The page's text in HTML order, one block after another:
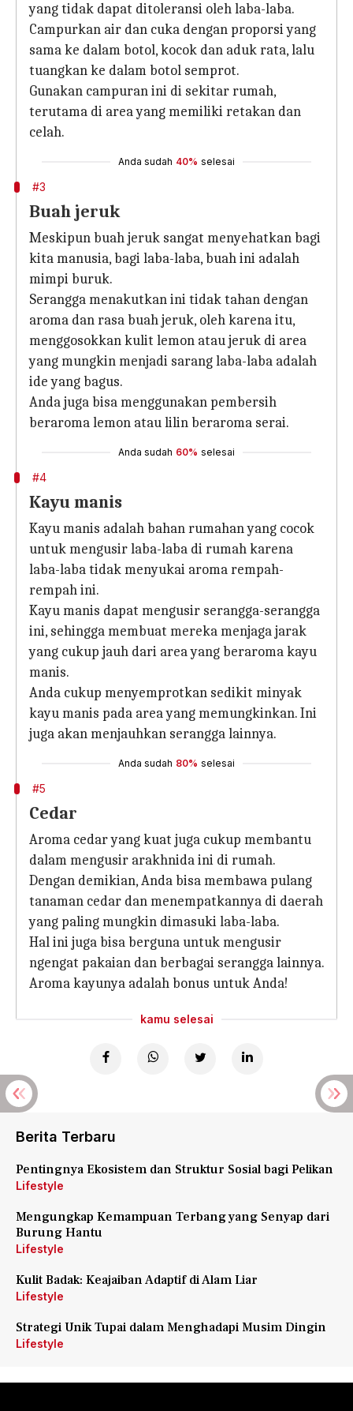
yang tidak dapat ditoleransi oleh laba-laba.
Campurkan air dan cuka dengan proporsi yang
sama ke dalam botol, kocok dan aduk rata, lalu
tuangkan ke dalam botol semprot.
Gunakan campuran ini di sekitar rumah,
terutama di area yang memiliki retakan dan
celah.
Anda sudah 40% selesai
#3
Buah jeruk
Meskipun buah jeruk sangat menyehatkan bagi
kita manusia, bagi laba-laba, buah ini adalah
mimpi buruk.
Serangga menakutkan ini tidak tahan dengan
aroma dan rasa buah jeruk, oleh karena itu,
menggosokkan kulit lemon atau jeruk di area
yang mungkin menjadi sarang laba-laba adalah
ide yang bagus.
Anda juga bisa menggunakan pembersih
beraroma lemon atau lilin beraroma serai.
Anda sudah 60% selesai
#4
Kayu manis
Kayu manis adalah bahan rumahan yang cocok
untuk mengusir laba-laba di rumah karena
laba-laba tidak menyukai aroma rempah-
rempah ini.
Kayu manis dapat mengusir serangga-serangga
ini, sehingga membuat mereka menjaga jarak
yang cukup jauh dari area yang beraroma kayu
manis.
Anda cukup menyemprotkan sedikit minyak
kayu manis pada area yang memungkinkan. Ini
juga akan menjauhkan serangga lainnya.
Anda sudah 80% selesai
#5
Cedar
Aroma cedar yang kuat juga cukup membantu
dalam mengusir arakhnida ini di rumah.
Dengan demikian, Anda bisa membawa pulang
tanaman cedar dan menempatkannya di daerah
yang paling mungkin dimasuki laba-laba.
Hal ini juga bisa berguna untuk mengusir
ngengat pakaian dan berbagai serangga lainnya.
Aroma kayunya adalah bonus untuk Anda!
kamu selesai
Berita Terbaru
Pentingnya Ekosistem dan Struktur Sosial bagi Pelikan
Lifestyle
Mengungkap Kemampuan Terbang yang Senyap dari
Burung Hantu
Lifestyle
Kulit Badak: Keajaiban Adaptif di Alam Liar
Lifestyle
Strategi Unik Tupai dalam Menghadapi Musim Dingin
Lifestyle